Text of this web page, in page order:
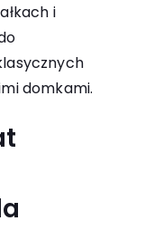
i
domkami.